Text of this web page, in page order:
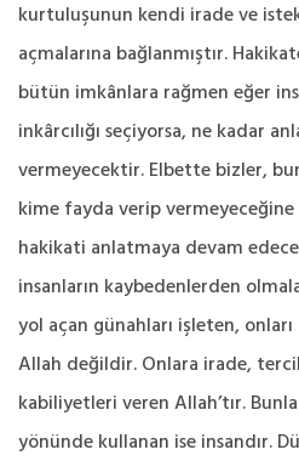
kurtuluşunun kendi irade ve
açmalarına bağlanmıştır.
bütün imkânlara rağmen eğer
inkârcılığı seçiyorsa, ne kadar
vermeyecektir. Elbette bizler,
kime fayda verip
hakikati anlatmaya devam
insanların kaybedenlerden
yol açan günahları işleten,
Allah değildir. Onlara irade,
kabiliyetleri veren Allah’tır.
yönünde kullanan ise insandır.